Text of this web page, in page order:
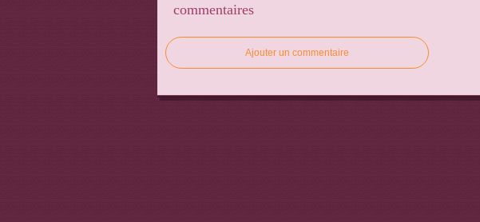
commentaires
Ajouter un commentaire